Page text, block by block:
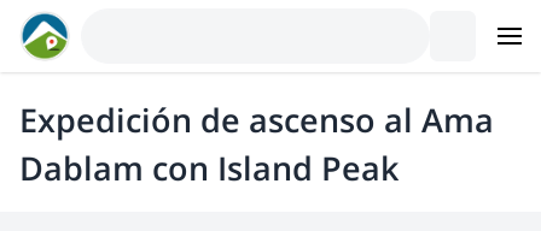
Expedición de ascenso al Ama
Dablam con Island Peak